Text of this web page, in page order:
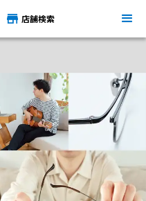
店舗検索